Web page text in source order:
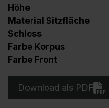
Höhe
Material Sitzfläche
Schloss
Farbe Korpus
Farbe Front
Download als PDF